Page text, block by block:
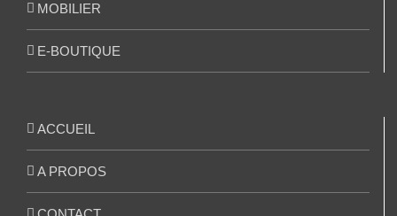
MOBILIER
E-BOUTIQUE
ACCUEIL
A PROPOS